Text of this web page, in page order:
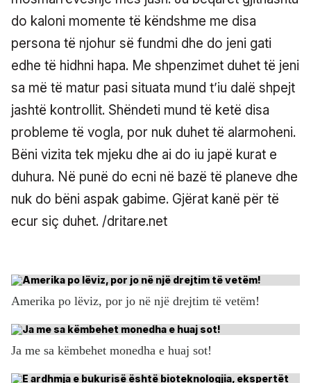
do kaloni momente të këndshme me disa
persona të njohur së fundmi dhe do jeni gati
edhe të hidhni hapa. Me shpenzimet duhet të jeni
sa më të matur pasi situata mund t’iu dalë shpejt
jashtë kontrollit. Shëndeti mund të ketë disa
probleme të vogla, por nuk duhet të alarmoheni.
Bëni vizita tek mjeku dhe ai do iu japë kurat e
duhura. Në punë do ecni në bazë të planeve dhe
nuk do bëni aspak gabime. Gjërat kanë për të
ecur siç duhet. /dritare.net
Amerika po lëviz, por jo në një drejtim të vetëm!
Ja me sa këmbehet monedha e huaj sot!